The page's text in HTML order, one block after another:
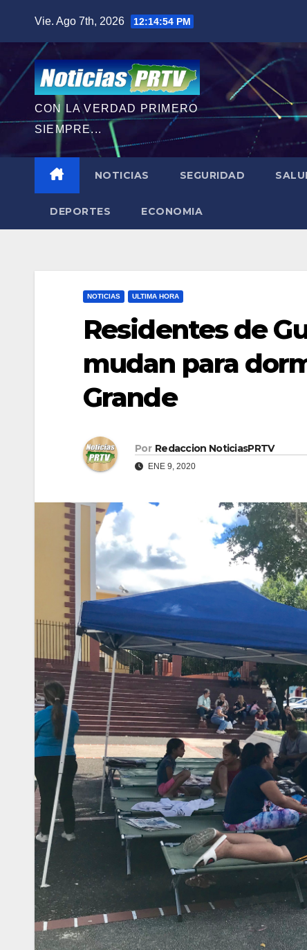
contenido
Vie. Ago 7th, 2026 12:14:56 PM
CON LA VERDAD PRIMERO
SIEMPRE...
NOTICIAS SEGURIDAD
DEPORTES ECONOMIA
NOTICIAS ULTIMA HORA
Residentes de
mudan para
Grande
Por Redaccion NoticiasPRTV
ENE 9, 2020